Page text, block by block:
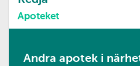
Apoteket
Andra apotek i